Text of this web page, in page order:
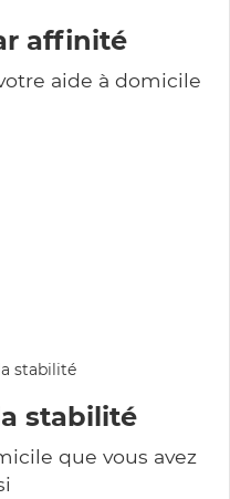
affinité
aide à domicile
stabilité
que vous avez